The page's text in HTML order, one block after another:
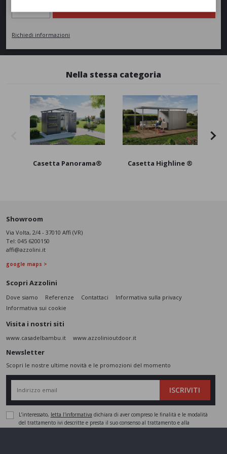
Richiedi informazioni
Nella stessa categoria
Casetta Panorama® Casetta Highline ®
Showroom
Via Volta, 2/4 - 37010 Affi (VR)
Tel: 045 6200150
affi@azzolini.it
google maps >
Scopri Azzolini
Dove siamo Referenze Contattaci
Informativa sulla privacy
Informativa sui cookie
Visita i nostri siti
www.casadelbambu.it www.azzolinioutdoor.it
Newsletter
Scopri le nostre ultime novità e le promozioni del momento
ISCRIVITI
L’interessato, letta l'informativa dichiara di aver compreso le finalità e le modalità
del trattamento ivi descritte e presta il suo consenso al trattamento e alla